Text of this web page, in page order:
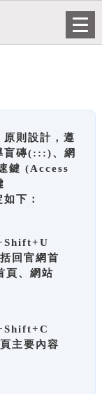
則設計，遵
盲磚(:::)、網
鍵 (Access
下：
回官網首
頁、網站
主要內容